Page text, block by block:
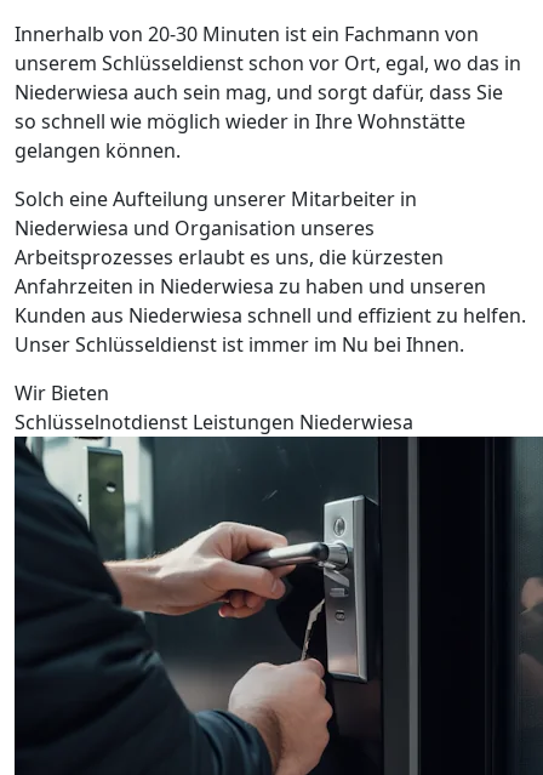
Innerhalb von 20-30 Minuten ist ein Fachmann von
unserem Schlüsseldienst schon vor Ort, egal, wo das in
Niederwiesa auch sein mag, und sorgt dafür, dass Sie
so schnell wie möglich wieder in Ihre Wohnstätte
gelangen können.
Solch eine Aufteilung unserer Mitarbeiter in
Niederwiesa und Organisation unseres
Arbeitsprozesses erlaubt es uns, die kürzesten
Anfahrzeiten in Niederwiesa zu haben und unseren
Kunden aus Niederwiesa schnell und effizient zu helfen.
Unser Schlüsseldienst ist immer im Nu bei Ihnen.
Wir Bieten
Schlüsselnotdienst Leistungen Niederwiesa